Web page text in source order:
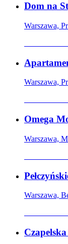
Dom na
Warszawa,
Warszawa,
Omega
Warszawa,
Warszawa,